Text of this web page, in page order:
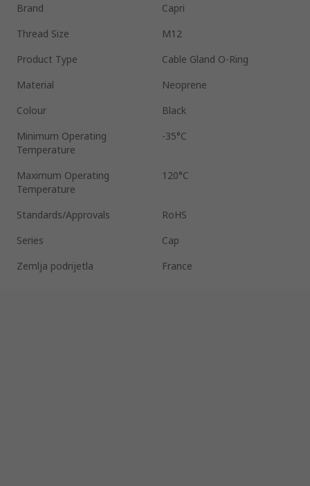
Brand
Capri
Thread Size
M12
Product Type
Cable Gland O-Ring
Material
Neoprene
Colour
Black
Minimum Operating
Temperature
-35°C
Maximum Operating
Temperature
120°C
Standards/Approvals
RoHS
Series
Cap
Zemlja podrijetla
France